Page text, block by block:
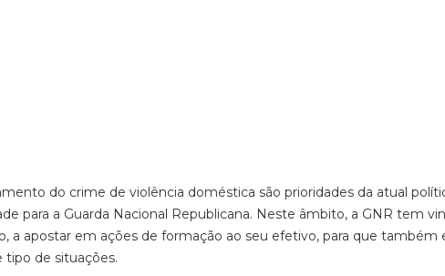
do crime de violência doméstica são prioridades da atual
para a Guarda Nacional Republicana. Neste âmbito, a GNR tem
a apostar em ações de formação ao seu efetivo, para que também
tipo de situações.